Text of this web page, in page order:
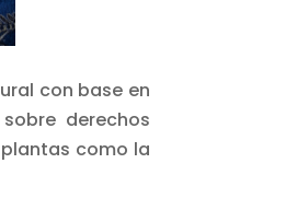
con base en
derechos
como la